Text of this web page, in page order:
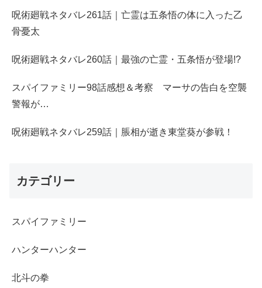
呪術廻戦ネタバレ261話｜亡霊は五条悟の体に入った乙
骨憂太
呪術廻戦ネタバレ260話｜最強の亡霊・五条悟が登場!?
スパイファミリー98話感想＆考察 マーサの告白を空襲
警報が…
呪術廻戦ネタバレ259話｜脹相が逝き東堂葵が参戦！
カテゴリー
スパイファミリー
ハンターハンター
北斗の拳